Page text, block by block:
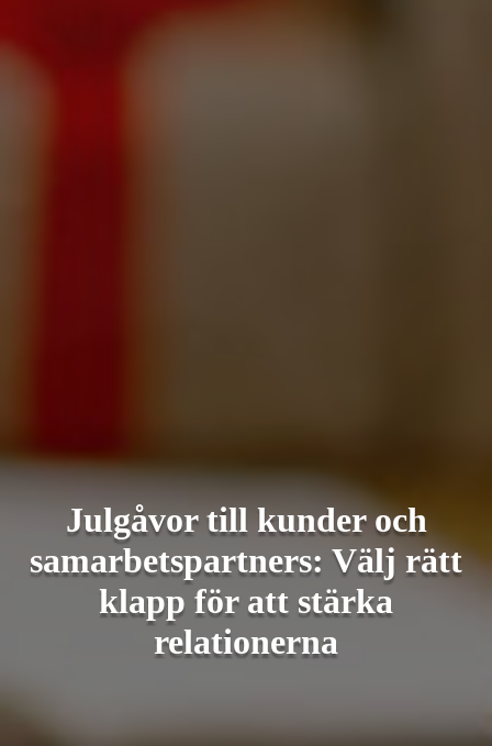
Julgåvor till kunder och
samarbetspartners: Välj rätt
klapp för att stärka
relationerna